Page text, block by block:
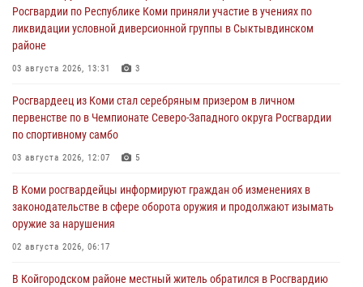
Росгвардии по Республике Коми приняли участие в учениях по
ликвидации условной диверсионной группы в Сыктывдинском
районе
03 августа 2026, 13:31 3
Росгвардеец из Коми стал серебряным призером в личном
первенстве по в Чемпионате Северо-Западного округа Росгвардии
по спортивному самбо
03 августа 2026, 12:07 5
В Коми росгвардейцы информируют граждан об изменениях в
законодательстве в сфере оборота оружия и продолжают изымать
оружие за нарушения
02 августа 2026, 06:17
В Койгородском районе местный житель обратился в Росгвардию